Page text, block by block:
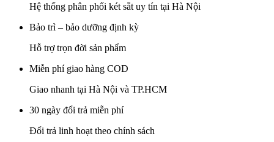
Hệ thống phân phối két sắt uy tín tại Hà Nội
Bảo trì – bảo dưỡng định kỳ
Hỗ trợ trọn đời sản phẩm
Miễn phí giao hàng COD
Giao nhanh tại Hà Nội và TP.HCM
30 ngày đổi trả miễn phí
Đổi trả linh hoạt theo chính sách